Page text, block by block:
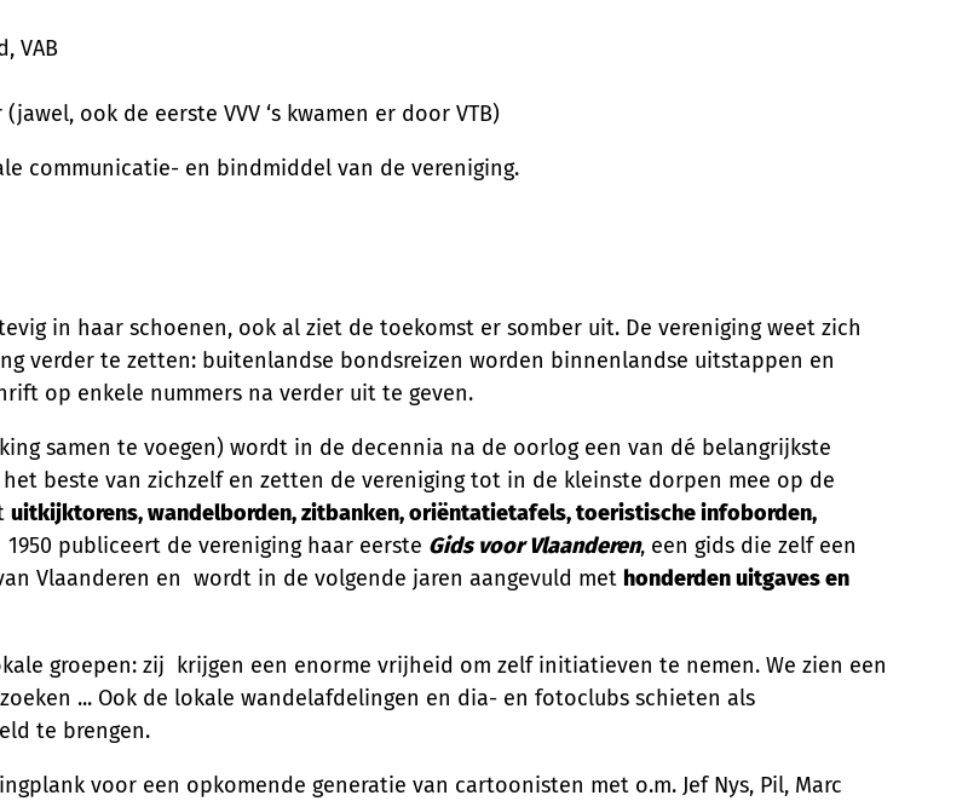
VAB
ook de eerste VVV ‘s kwamen er door VTB)
communicatie- en bindmiddel van de vereniging.
in haar schoenen, ook al ziet de toekomst er somber uit. De vereniging weet zich
verder te zetten: buitenlandse bondsreizen worden binnenlandse uitstappen en
op enkele nummers na verder uit te geven.
samen te voegen) wordt in de decennia na de oorlog een van dé belangrijkste
beste van zichzelf en zetten de vereniging tot in de kleinste dorpen mee op de
uitkijktorens, wandelborden, zitbanken, oriëntatietafels, toeristische infoborden,
publiceert de vereniging haar eerste Gids voor Vlaanderen, een gids die zelf een
Vlaanderen en wordt in de volgende jaren aangevuld met honderden uitgaves en
groepen: zij krijgen een enorme vrijheid om zelf initiatieven te nemen. We zien een
... Ook de lokale wandelafdelingen en dia- en fotoclubs schieten als
te brengen.
voor een opkomende generatie van cartoonisten met o.m. Jef Nys, Pil, Marc